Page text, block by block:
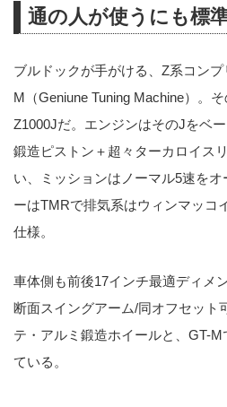
通の人が使うにも標
ブルドックが手がける、Z系コン
M（Geniune Tuning Machine）。
Z1000Jだ。エンジンはそのJをベ
鍛造ピストン＋超々ターカロイス
い、ミッションはノーマル5速を
ーはTMRで排気系はウィンマッコ
仕様。
車体側も前後17インチ最適ディメ
断面スイングアーム/同オフセット
テ・アルミ鍛造ホイールと、GT-
ている。